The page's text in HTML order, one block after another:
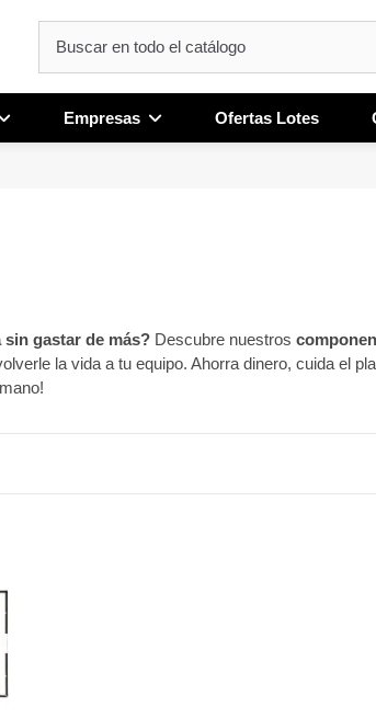
Empresas Ofertas Lotes
gastar de más? Descubre nuestros
la vida a tu equipo. Ahorra dinero, cuida el